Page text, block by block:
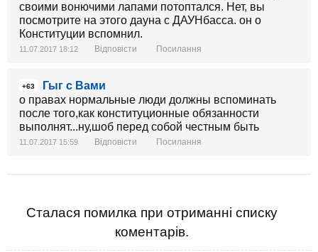
своими вонючими лапами потоптался. Нет, вы
посмотрите на этого дауна с ДАУНбасса. он о
Конституции вспомнил.
11.07.2017 18:12 Відповісти Посилання
+63
Гыг с Вами
о правах нормальные люди должны вспоминать
после того,как конституционные обязанности
выполнят...ну,шоб перед собой честным быть
11.07.2017 15:59 Відповісти Посилання
Сталася помилка при отриманні списку
коментарів.